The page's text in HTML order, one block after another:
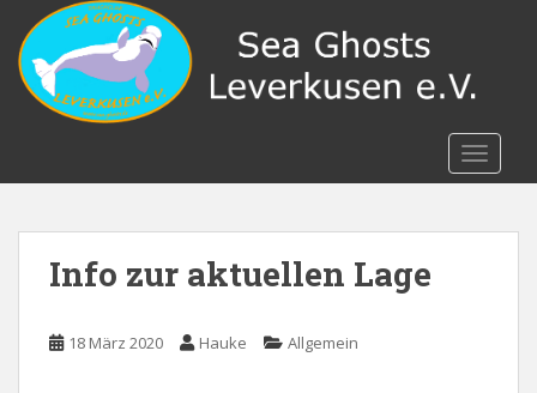
m
Info zur aktuellen Lage
18 März 2020 Hauke Allgemein